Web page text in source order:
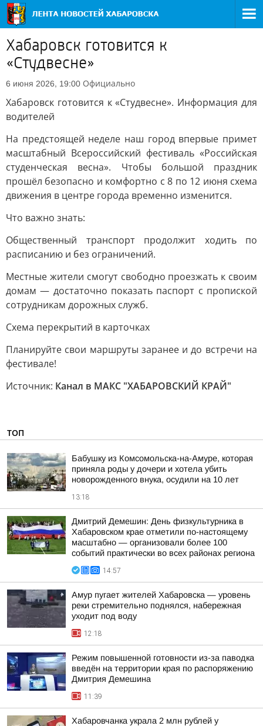
Хабаровск готовится к
«Студвесне»
6 июня 2026, 19:00 Официально
Хабаровск готовится к «Студвесне». Информация для
водителей
На предстоящей неделе наш город впервые примет
масштабный Всероссийский фестиваль «Российская
студенческая весна». Чтобы большой праздник
прошёл безопасно и комфортно с 8 по 12 июня схема
движения в центре города временно изменится.
Что важно знать:
Общественный транспорт продолжит ходить по
расписанию и без ограничений.
Местные жители смогут свободно проезжать к своим
домам — достаточно показать паспорт с пропиской
сотрудникам дорожных служб.
Схема перекрытий в карточках
Планируйте свои маршруты заранее и до встречи на
фестивале!
Источник: Канал в МАКС "ХАБАРОВСКИЙ КРАЙ"
ТОП
Бабушку из Комсомольска-на-Амуре, которая
приняла роды у дочери и хотела убить
новорожденного внука, осудили на 10 лет
13:18
Дмитрий Демешин: День физкультурника в
Хабаровском крае отметили по-настоящему
масштабно — организовали более 100
событий практически во всех районах региона
14:57
Амур пугает жителей Хабаровска — уровень
реки стремительно поднялся, набережная
уходит под воду
12:18
Режим повышенной готовности из-за паводка
введён на территории края по распоряжению
Дмитрия Демешина
11:39
Хабаровчанка украла 2 млн рублей у